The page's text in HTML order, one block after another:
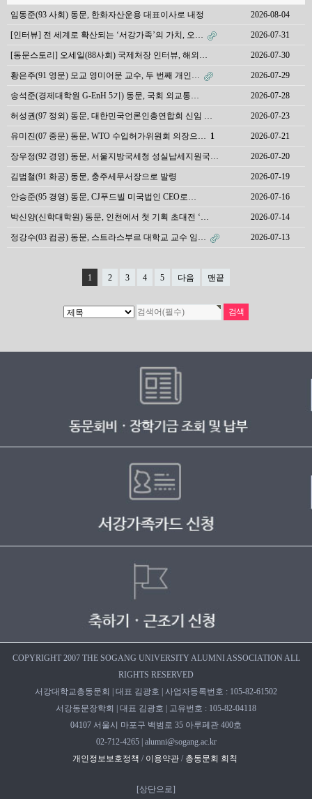
임동준(93 사회) 동문, 한화자산운용 대표이사로 내정 2026-08-04
[인터뷰] 전 세계로 확산되는 ‘서강가족’의 가치, 오… 2026-07-31
[동문스토리] 오세일(88사회) 국제처장 인터뷰, 해외… 2026-07-30
황은주(91 영문) 모교 영미어문 교수, 두 번째 개인… 2026-07-29
송석준(경제대학원 G-EnH 5기) 동문, 국회 외교통… 2026-07-28
허성권(97 정외) 동문, 대한민국언론인총연합회 신임 … 2026-07-23
유미진(07 중문) 동문, WTO 수입허가위원회 의장으… 1 2026-07-21
장우정(92 경영) 동문, 서울지방국세청 성실납세지원국… 2026-07-20
김범철(91 화공) 동문, 충주세무서장으로 발령 2026-07-19
안승준(95 경영) 동문, CJ푸드빌 미국법인 CEO로… 2026-07-16
박신양(신학대학원) 동문, 인천에서 첫 기획 초대전 ‘… 2026-07-14
정강수(03 컴공) 동문, 스트라스부르 대학교 교수 임… 2026-07-13
1 2 3 4 5 다음 맨끝
COPYRIGHT 2007 THE SOGANG UNIVERSITY ALUMNI ASSOCIATION ALL
RIGHTS RESERVED
서강대학교총동문회 | 대표 김광호 | 사업자등록번호 : 105-82-61502
서강동문장학회 | 대표 김광호 | 고유번호 : 105-82-04118
04107 서울시 마포구 백범로 35 아루페관 400호
02-712-4265 | alumni@sogang.ac.kr
개인정보보호정책 / 이용약관 / 총동문회 회칙
[상단으로]